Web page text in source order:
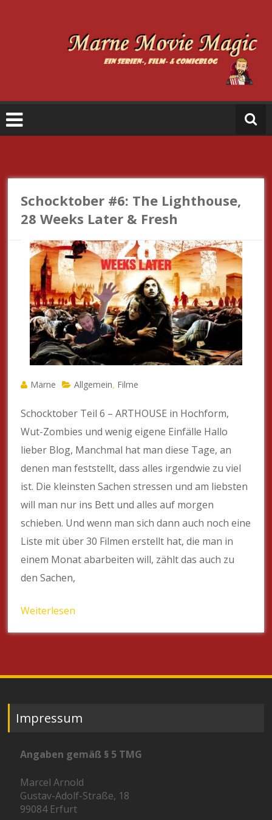
a
e
o
vi
e
M
a
gi
c
Schocktober #6: The Lighthouse,
28 Weeks Later & Fresh
Marne Allgemein Filme
Schocktober Teil 6 – ARTHOUSE in Hochform,
Wut-Zombies und wenig eigene Einfälle Hallo
lieber Blog, Manchmal hat man diese Tage, an
denen man feststellt, dass alles irgendwie zu viel
ist. Die kleinsten Sachen stressen und am liebsten
will man nur ins Bett und alles auf morgen
schieben. Und wenn man sich dann auch noch eine
Liste mit über 30 Filmen erstellt hat, die man in
einem Monat abarbeiten will, zählt das auch zu
den Sachen,
Weiterlesen
Impressum
Angaben gemäß § 5 TMG
Marcel Arnold
Gustav-Adolf-Straße, 18
99084 Erfurt